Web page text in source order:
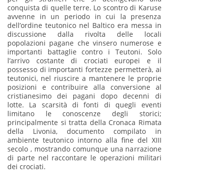
conquista di quelle terre. Lo scontro di Karuse
avvenne in un periodo in cui la presenza
dell’ordine teutonico nel Baltico era messa in
discussione dalla rivolta delle locali
popolazioni pagane che vinsero numerose e
importanti battaglie contro i Teutoni. Solo
l’arrivo costante di crociati europei e il
possesso di importanti fortezze permetterà, ai
teutonici, nel riuscire a mantenere le proprie
posizioni e contribuire alla conversione al
cristianesimo dei pagani dopo decenni di
lotte. La scarsità di fonti di quegli eventi
limitano le conoscenze degli storici;
principalmente si tratta della Cronaca Rimata
della Livonia, documento compilato in
ambiente teutonico intorno alla fine del XIII
secolo , mostrando comunque una narrazione
di parte nel raccontare le operazioni militari
dei crociati.